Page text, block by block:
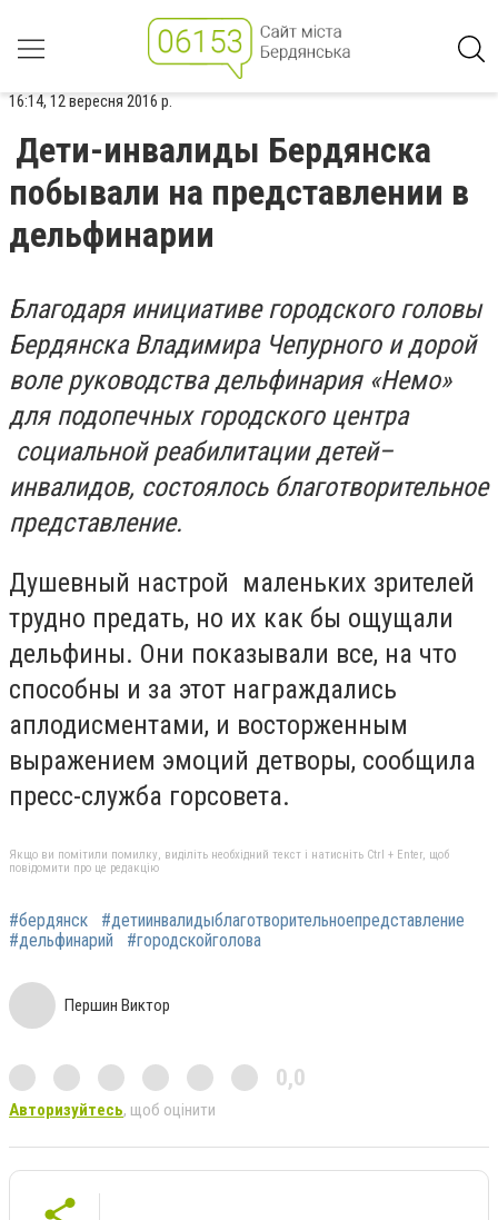
16:14, 12 вересня 2016 р.
Дети-инвалиды Бердянска
побывали на представлении в
дельфинарии
Благодаря инициативе городского головы
Бердянска Владимира Чепурного и дорой
воле руководства дельфинария «Немо»
для подопечных городского центра
социальной реабилитации детей–
инвалидов, состоялось благотворительное
представление.
Душевный настрой маленьких зрителей
трудно предать, но их как бы ощущали
дельфины. Они показывали все, на что
способны и за этот награждались
аплодисментами, и восторженным
выражением эмоций детворы, сообщила
пресс-служба горсовета.
Якщо ви помітили помилку, виділіть необхідний текст і натисніть Ctrl + Enter, щоб
повідомити про це редакцію
#бердянск
#детиинвалидыблаготворительноепредставление
#дельфинарий
#городскойголова
Першин Виктор
0,0
Авторизуйтесь, щоб оцінити